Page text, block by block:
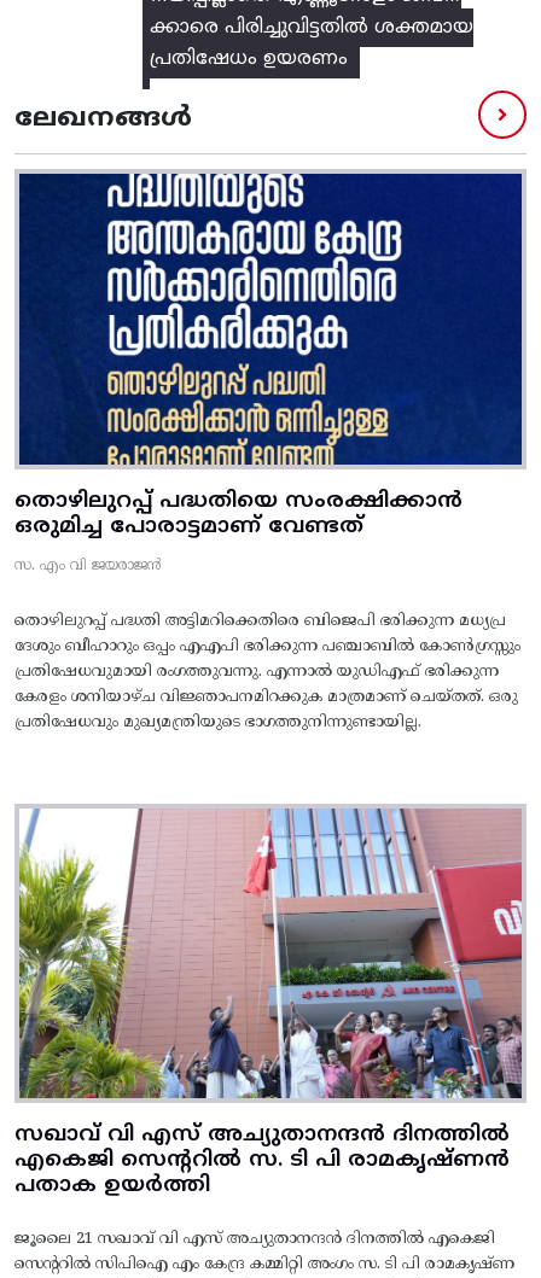
ക്കാരെ പിരിച്ചുവിട്ടതിൽ‌ ശക്തമായ
പ്രതിഷേധം ഉയരണം
ലേഖനങ്ങൾ
തൊഴിലുറപ്പ് പദ്ധതിയെ സംരക്ഷിക്കാൻ
ഒരുമിച്ച പോരാട്ടമാണ് വേണ്ടത്
സ. എം വി ജയരാജൻ
തൊഴിലുറപ്പ് പദ്ധതി അട്ടിമറിക്കെതിരെ ബിജെപി ഭരിക്കുന്ന മധ്യപ്ര
ദേശും ബീഹാറും ഒപ്പം എഎപി ഭരിക്കുന്ന പഞ്ചാബിൽ കോൺഗ്രസ്സും
പ്രതിഷേധവുമായി രംഗത്തുവന്നു. എന്നാൽ യുഡിഎഫ് ഭരിക്കുന്ന
കേരളം ശനിയാഴ്ച വിജ്ഞാപനമിറക്കുക മാത്രമാണ് ചെയ്തത്. ഒരു
പ്രതിഷേധവും മുഖ്യമന്ത്രിയുടെ ഭാഗത്തുനിന്നുണ്ടായില്ല.
സഖാവ് വി എസ് അച്യുതാനന്ദൻ ദിനത്തിൽ
എകെജി സെന്ററിൽ സ. ടി പി രാമകൃഷ്‌ണൻ
പതാക ഉയർത്തി
ജൂലൈ 21 സഖാവ് വി എസ് അച്യുതാനന്ദൻ ദിനത്തിൽ എകെജി
സെന്ററിൽ സിപിഐ എം കേന്ദ്ര കമ്മിറ്റി അംഗം സ. ടി പി രാമകൃഷ്‌ണ